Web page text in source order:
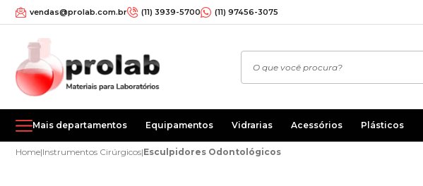
vendas@prolab.com.br (11) 3939-5700 (11) 97456-3075
Mais departamentos Equipamentos Vidrarias Acessórios Plásticos
Home|Instrumentos Cirúrgicos|Esculpidores Odontológicos